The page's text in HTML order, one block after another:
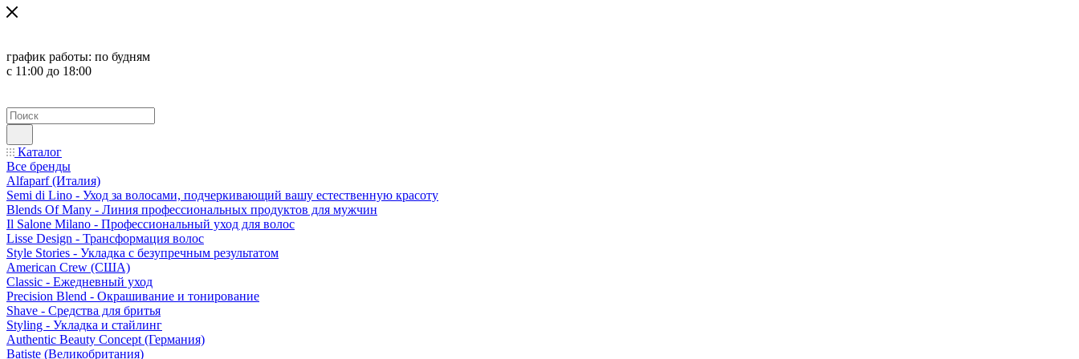
график работы: по будням
с 11:00 до 18:00
Каталог
Все бренды
Alfaparf (Италия)
Semi di Lino - Уход за волосами, подчеркивающий вашу естественную красоту
Blends Of Many - Линия профессиональных продуктов для мужчин
Il Salone Milano - Профессиональный уход для волос
Lisse Design - Трансформация волос
Style Stories - Укладка с безупречным результатом
American Crew (США)
Classic - Ежедневный уход
Precision Blend - Окрашивание и тонирование
Shave - Средства для бритья
Styling - Укладка и стайлинг
Authentic Beauty Concept (Германия)
Batiste (Великобритания)